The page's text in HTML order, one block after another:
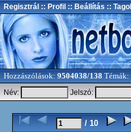
Regisztrál :: Profil :: Beállítás ::
Hozzászólások: 9504038/138 Témák:
Név: Jelszó:
/ 10